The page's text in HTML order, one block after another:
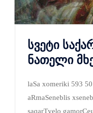
სვეტი
ნათელი
laSa xomeriki 593
aRmaSeneblis
saqarTvelo